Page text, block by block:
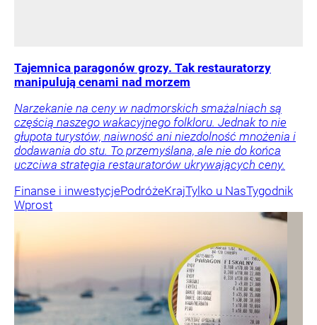
Tajemnica paragonów grozy. Tak restauratorzy
manipulują cenami nad morzem
Narzekanie na ceny w nadmorskich smażalniach są
częścią naszego wakacyjnego folkloru. Jednak to nie
głupota turystów, naiwność ani niezdolność mnożenia i
dodawania do stu. To przemyślana, ale nie do końca
uczciwa strategia restauratorów ukrywających ceny.
Finanse i inwestycjePodróżeKrajTylko u NasTygodnik
Wprost